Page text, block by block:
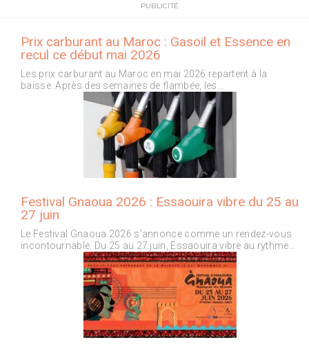
PUBLICITÉ
Prix carburant au Maroc : Gasoil et Essence en
recul ce début mai 2026
Les prix carburant au Maroc en mai 2026 repartent à la
baisse. Après des semaines de flambée, les…
Festival Gnaoua 2026 : Essaouira vibre du 25 au
27 juin
Le Festival Gnaoua 2026 s’annonce comme un rendez-vous
incontournable. Du 25 au 27 juin, Essaouira vibre au rythme…